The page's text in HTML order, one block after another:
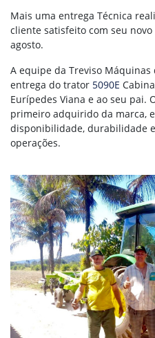
Mais uma entrega Técnica
cliente satisfeito com seu
agosto.
A equipe da Treviso Máquinas
entrega do trator 5090E
Eurípedes Viana e ao seu pai.
primeiro adquirido da marca,
disponibilidade, durabilidade
operações.